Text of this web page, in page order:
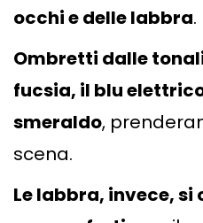
occhi e delle labbra.
Ombretti dalle
fucsia, il blu
smeraldo,
scena.
Le labbra, invece,